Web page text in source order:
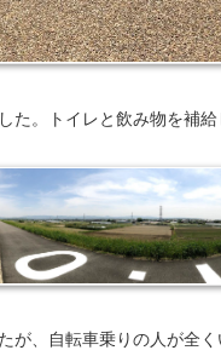
た。トイレと飲み物を補給
が、自転車乗りの人が全く